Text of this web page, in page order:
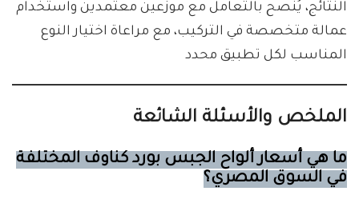
النتائج، يُنصح بالتعامل مع موزعين معتمدين واستخدام
عمالة متخصصة في التركيب، مع مراعاة اختيار النوع
المناسب لكل تطبيق محدد
الملخص والأسئلة الشائعة
ما هي أسعار ألواح الجبس بورد كناوف المختلفة
في السوق المصري؟